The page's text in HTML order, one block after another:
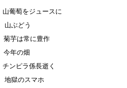
葡萄をジュースに
ぶどう
芋は常に豊作
年の畑
ンピラ係長逝く
獄のスマホ